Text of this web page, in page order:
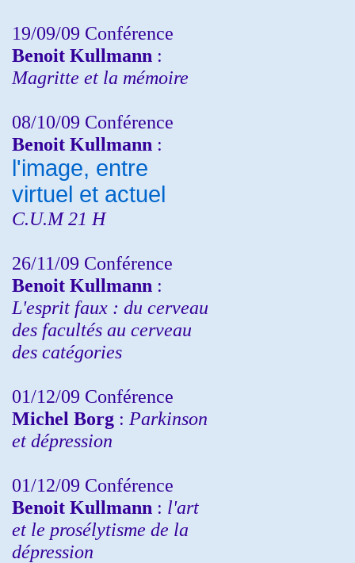
19/09/09 Conférence
Benoit Kullmann :
Magritte et la mémoire
08/10/09 Conférence
Benoit Kullmann :
l'image, entre
virtuel et actuel
C.U.M 21 H
26/11/09 Conférence
Benoit Kullmann :
L'esprit faux : du cerveau
des facultés au cerveau
des catégories
01/12/09 Conférence
Michel Borg : Parkinson
et dépression
01/12/09 Conférence
Benoit Kullmann : l'art
et le prosélytisme de la
dépression